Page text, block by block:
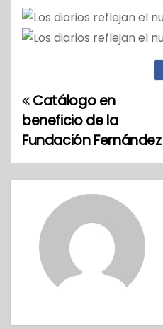
N
a
v
Catálogo en
beneficio de la
Fundación Fernández